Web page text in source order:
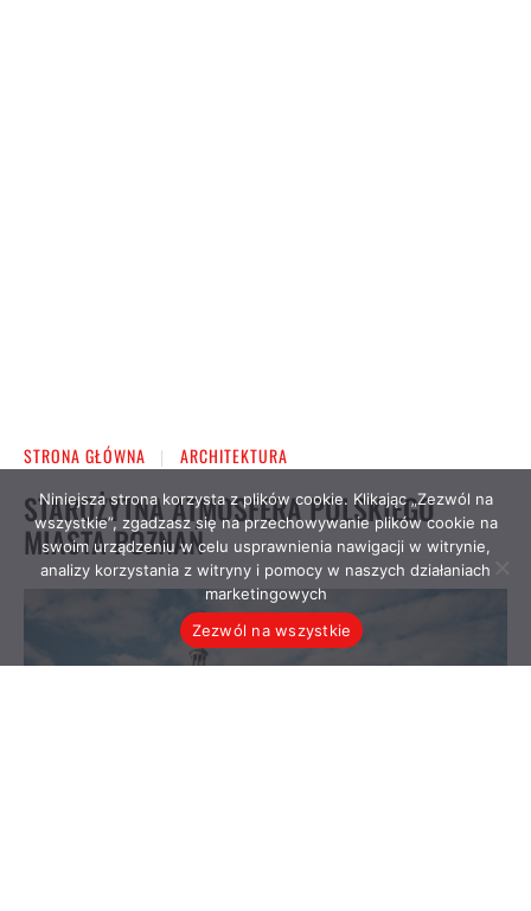
Niniejsza strona korzysta z plików cookie. Klikając „Zezwól na
wszystkie”, zgadzasz się na przechowywanie plików cookie na
swoim urządzeniu w celu usprawnienia nawigacji w witrynie,
analizy korzystania z witryny i pomocy w naszych działaniach
marketingowych
Zezwól na wszystkie